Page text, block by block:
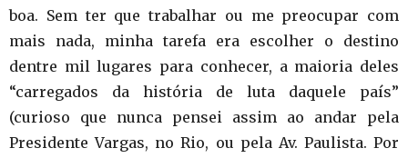
boa. Sem ter que trabalhar ou me preocupar com
mais nada, minha tarefa era escolher o destino
dentre mil lugares para conhecer, a maioria deles
“carregados da história de luta daquele país”
(curioso que nunca pensei assim ao andar pela
Presidente Vargas, no Rio, ou pela Av. Paulista. Por